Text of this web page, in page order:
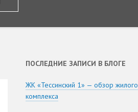
ПОСЛЕДНИЕ ЗАПИСИ В БЛОГЕ
ЖК «Тессинский 1» — обзор жилого
комплекса